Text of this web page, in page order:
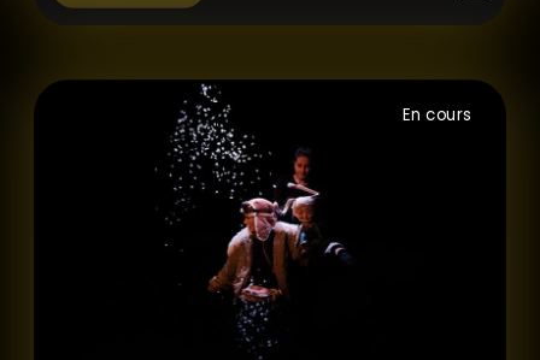
En cours